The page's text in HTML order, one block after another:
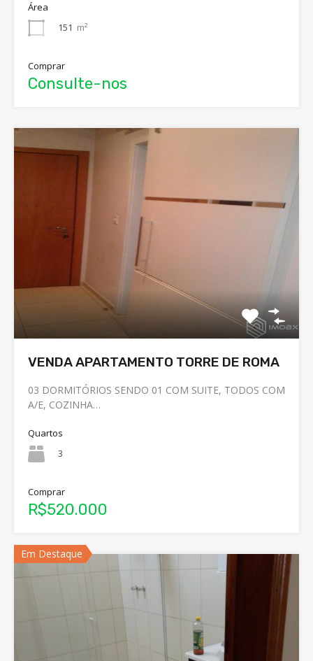
Área
151 m²
Comprar
Consulte-nos
VENDA APARTAMENTO TORRE DE ROMA
03 DORMITÓRIOS SENDO 01 COM SUITE, TODOS COM
A/E, COZINHA…
Quartos
3
Comprar
R$520.000
Em Destaque